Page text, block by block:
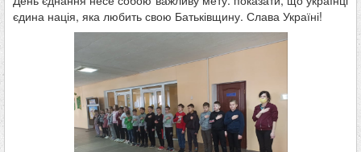
єдина нація, яка любить свою Батьківщину. Слава Україні!